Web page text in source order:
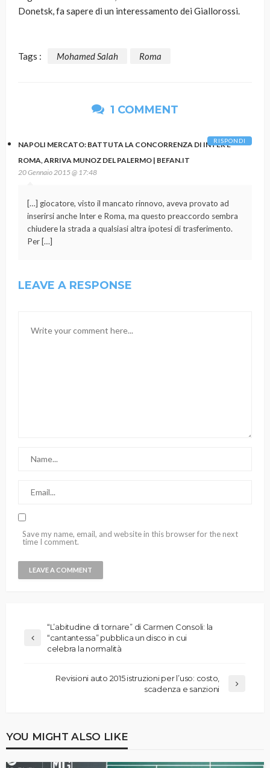
Donetsk, fa sapere di un interessamento dei Giallorossi.
Tags : Mohamed Salah Roma
1 COMMENT
NAPOLI MERCATO: BATTUTA LA CONCORRENZA DI INTER E
ROMA, ARRIVA MUNOZ DEL PALERMO | BEFAN.IT
20 Gennaio 2015 @ 17:48
[…] giocatore, visto il mancato rinnovo, aveva provato ad
inserirsi anche Inter e Roma, ma questo preaccordo sembra
chiudere la strada a qualsiasi altra ipotesi di trasferimento.
Per […]
RISPONDI
LEAVE A RESPONSE
Save my name, email, and website in this browser for the next
time I comment.
“L’abitudine di tornare” di Carmen Consoli: la
“cantantessa” pubblica un disco in cui
celebra la normalità
Revisioni auto 2015 istruzioni per l’uso: costo,
scadenza e sanzioni
YOU MIGHT ALSO LIKE